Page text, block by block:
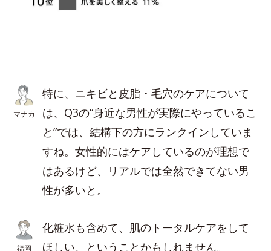
マナカ
特に、ニキビと皮脂・毛穴のケアについて
は、Q3の“身近な男性が実際にやっているこ
と”では、結構下の方にランクインしていま
すね。女性的にはケアしているのが理想で
はあるけど、リアルでは全然できてない男
性が多いと。
福岡
化粧水も含めて、肌のトータルケアをして
ほしい、ということかもしれません。